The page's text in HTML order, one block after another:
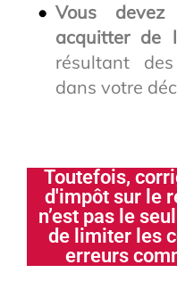
Vous devez
acquitter de
résultant
dans votre
Toutefois,
d'impôt sur le
n’est pas le
de limiter les
erreurs